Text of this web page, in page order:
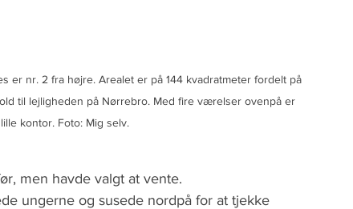
er nr. 2 fra højre. Arealet er på 144 kvadratmeter fordelt på
til lejligheden på Nørrebro. Med fire værelser ovenpå er
kontor. Foto: Mig selv.
men havde valgt at vente.
ungerne og susede nordpå for at tjekke